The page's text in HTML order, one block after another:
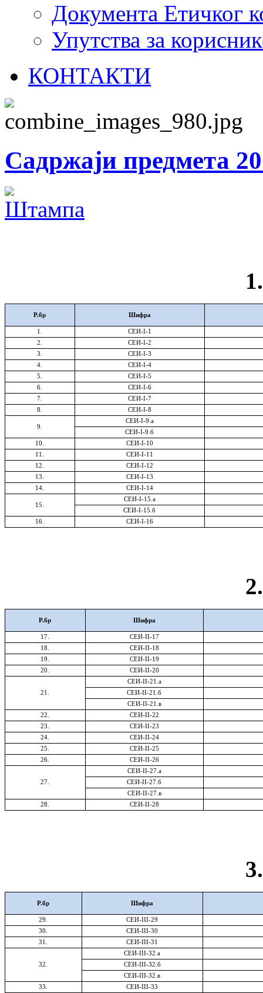
Документа Етичког
Упутства за
КОНТАКТИ
Садржаји предмета
1.
Р.бр Шифра
1 СЕИ-I-1
2.
СЕИ-I-2
3
СЕИ-I-3
4
СЕИ-I-4
5
СЕИ-I-5
6
СЕИ-I-6
7
СЕИ-I-7
8
СЕИ-I-8
9.
СЕИ-I-9 .а
СЕИ-I-9 .б
10.
СЕИ-I-10
11.
СЕИ-I-11
12.
СЕИ-I-1 2
13.
СЕИ-I-1 3
14
СЕИ-I-1 4
15
СЕИ-I-15.а
СЕИ-I-15.б
16
СЕИ-I-16
Р.бр Шифра
17 СЕИ-II-17
18
СЕИ-II-18
19
СЕИ-II-19
20
СЕИ-II-20
21.
СЕИ-II-21.а
СЕИ-II-21.б
СЕИ-II-21.в
22.
СЕИ-II-22
23.
СЕИ-II-23
24.
СЕИ-II-24
25.
СЕИ-II-25
26.
СЕИ-II-26
27.
СЕИ-II-27.а
СЕИ-II-27.б
СЕИ-II-27.в
28 СЕИ-II-28
Р.бр Шифра
29 СЕИ-III-29
30 СЕИ-III-30
31 СЕИ-III-31
32.
СЕИ-III-32 .а
СЕИ-III-32 .б
СЕИ-III-32 .в
33.
СЕИ-III-33